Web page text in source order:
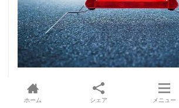
くりこしプランMやくりこしプランL利
を起動すると、最大通信速度が1Mbps
ホーム シェア メニュー